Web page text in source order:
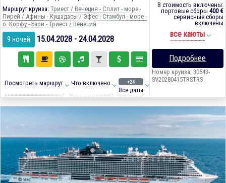
Маршрут круиза: Триест / Венеция - Сплит - море -
Пирей / Афины - Кушадасы / Эфес - Стамбул - море -
о. Корфу - Бари - Триест / Венеция
9 ночей 15.04.2028 - 24.04.2028
Посмотреть маршрут Что включено +24
Все даты
В стоимость включены:
портовые сборы 400 €
сервисные сборы
включены
все каюты
Подробнее
Номер круиза: 30543-
SV20280415TRSTRS